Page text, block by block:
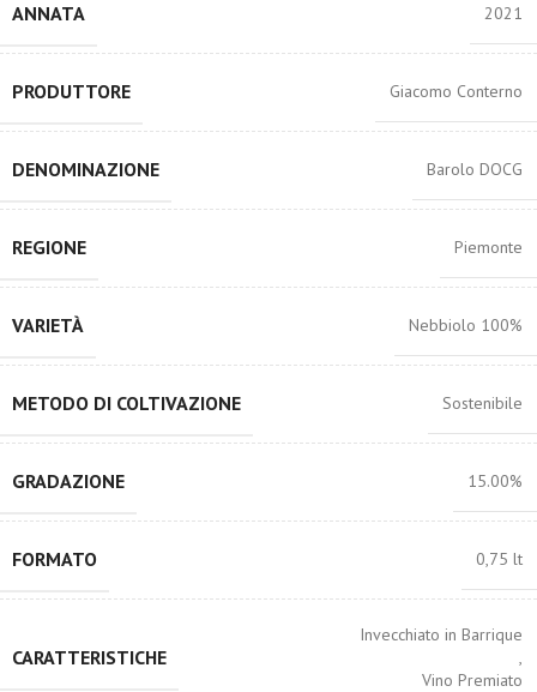
ANNATA 2021
PRODUTTORE Giacomo Conterno
DENOMINAZIONE Barolo DOCG
REGIONE Piemonte
VARIETÀ Nebbiolo 100%
METODO DI COLTIVAZIONE Sostenibile
GRADAZIONE 15.00%
FORMATO 0,75 lt
CARATTERISTICHE
Invecchiato in Barrique
,
Vino Premiato